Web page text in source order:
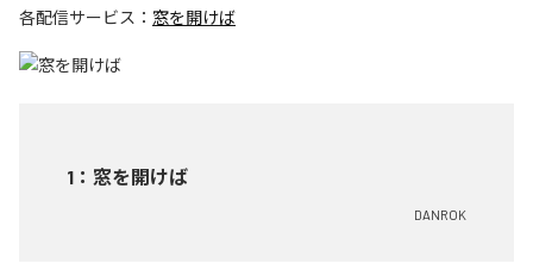
各配信サービス： 窓を開けば
1 ： 窓を開けば
DANROK